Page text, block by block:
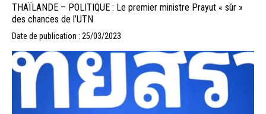
THAÏLANDE – POLITIQUE : Le premier ministre Prayut « sûr »
des chances de l’UTN
Date de publication : 25/03/2023